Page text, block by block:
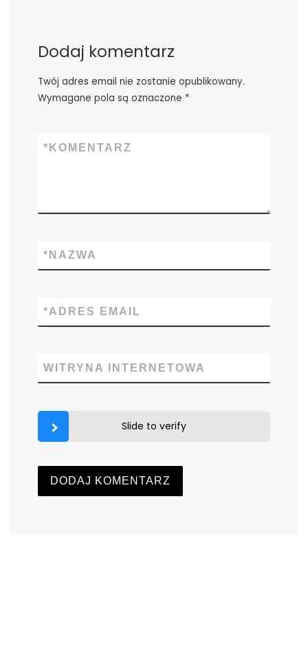
Dodaj komentarz
Twój adres email nie zostanie opublikowany.
Wymagane pola są oznaczone *
KOMENTARZ
*
NAZWA
*
ADRES EMAIL
*
WITRYNA INTERNETOWA
Slide to verify